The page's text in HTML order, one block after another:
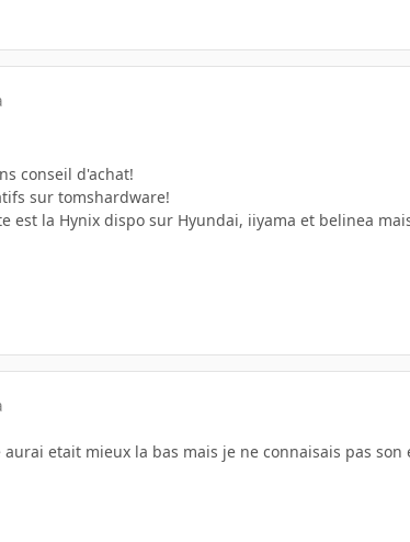
conseil d'achat!
sur tomshardware!
est la Hynix dispo sur Hyundai, iiyama et belinea
etait mieux la bas mais je ne connaisais pas